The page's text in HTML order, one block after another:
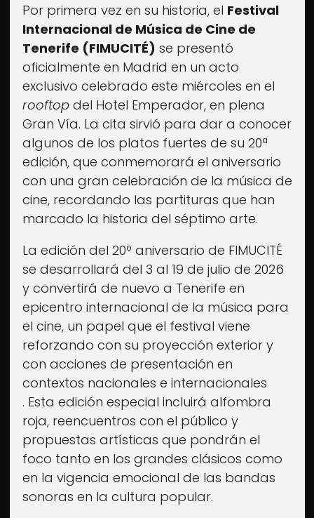
Por primera vez en su historia, el Festival
Internacional de Música de Cine de
Tenerife (FIMUCITÉ) se presentó
oficialmente en Madrid en un acto
exclusivo celebrado este miércoles en el
rooftopdel Hotel Emperador, en plena
Gran Vía. La cita sirvió para dar a conocer
algunos de los platos fuertes de su 20ª
edición, que conmemorará el aniversario
con una gran celebración de la música de
cine, recordando las partituras que han
marcado la historia del séptimo arte.
La edición del 20º aniversario de FIMUCITÉ
se desarrollará del 3 al 19 de julio de 2026
y convertirá de nuevo a Tenerife en
epicentro internacional de la música para
el cine, un papel que el festival viene
reforzando con su proyección exterior y
con acciones de presentación en
contextos nacionales e internacionales​
. Esta edición especial incluirá alfombra
roja, reencuentros con el público y
propuestas artísticas que pondrán el
foco tanto en los grandes clásicos como
en la vigencia emocional de las bandas
sonoras en la cultura popular.